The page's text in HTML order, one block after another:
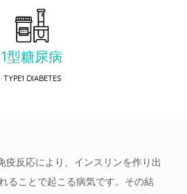
1型糖尿病
TYPE1 DIABETES
疫反応により、インスリンを作り出
ることで起こる病気です。その結